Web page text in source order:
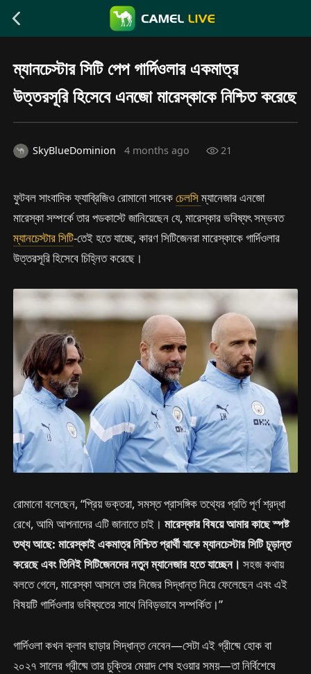
ম্যানচেস্টার সিটি পেপ গার্দিওলার একমাত্র
উত্তরসূরি হিসেবে এনজো মারেস্কাকে নিশ্চিত করেছে
SkyBlueDominion 4 months ago 21
ফুটবল সাংবাদিক ফ্যাব্রিজিও রোমানো সাবেকচেলসিম্যানেজার এনজো
মারেস্কা সম্পর্কে তার পডকাস্টে জানিয়েছেন যে, মারেস্কার ভবিষ্যৎ সম্ভবত
ম্যানচেস্টার সিটি-তেই হতে যাচ্ছে, কারণ সিটিজেনরা মারেস্কাকে গার্দিওলার
উত্তরসূরি হিসেবে চিহ্নিত করেছে।
রোমানো বলেছেন, “প্রিয় ভক্তরা, সমস্ত প্রাসঙ্গিক তথ্যের প্রতি পূর্ণ শ্রদ্ধা
রেখে, আমি আপনাদের এটি জানাতে চাই। মারেস্কার বিষয়ে আমার কাছে স্পষ্ট
তথ্য আছে: মারেস্কাই একমাত্র নিশ্চিত প্রার্থী যাকে ম্যানচেস্টার সিটি চূড়ান্ত
করেছে এবং তিনিই সিটিজেনদের নতুন ম্যানেজার হতে যাচ্ছেন। সহজ কথায়
বলতে গেলে, মারেস্কা আসলে তার নিজের সিদ্ধান্ত নিয়ে ফেলেছেন এবং এই
বিষয়টি গার্দিওলার ভবিষ্যতের সাথে নিবিড়ভাবে সম্পর্কিত।”
গার্দিওলা কখন ক্লাব ছাড়ার সিদ্ধান্ত নেবেন—সেটা এই গ্রীষ্মে হোক বা
২০২৭ সালের গ্রীষ্মে তার চুক্তির মেয়াদ শেষ হওয়ার সময়—তা নির্বিশেষে